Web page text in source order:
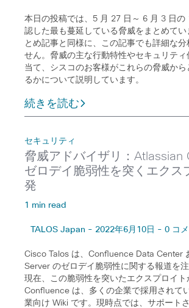
本日の投稿では、5 月 27 日～ 6 月 3 日の
認した最も蔓延している脅威をまとめてい
とめ記事と同様に、この記事でも詳細な分
せん。脅威の主な行動特性やセキュリテ
当て、シスコのお客様がこれらの脅威か
るかについて説明しています。
続きを読む
セキュリティ
脅威アドバイザリ：Atlassian
ゼロデイ脆弱性を突くエクス
発
1 min read
TALOS Japan - 2022年6月10日 - 0 コメ
Cisco Talos は、Confluence Data Center
Server のゼロデイ脆弱性に関する報道を注
現在、この脆弱性を突いたエクスプロイト
Confluence は、多くの企業で採用されて
業向け Wiki です。現時点では、サポート